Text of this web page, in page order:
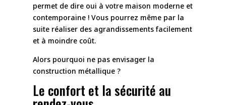
permet de dire oui à votre maison moderne et
contemporaine ! Vous pourrez même par la
suite réaliser des agrandissements facilement
et à moindre coût.
Alors pourquoi ne pas envisager la
construction métallique ?
Le confort et la sécurité au